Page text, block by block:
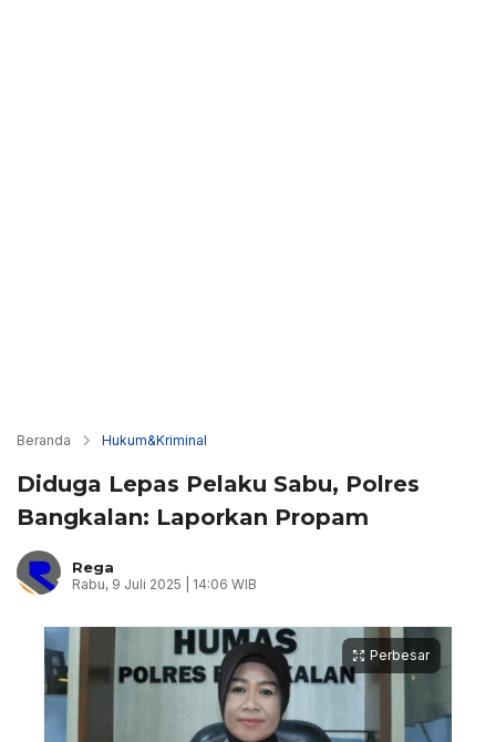
Beranda Hukum&Kriminal
Diduga Lepas Pelaku Sabu, Polres
Bangkalan: Laporkan Propam
Rega
Rabu, 9 Juli 2025 | 14:06 WIB
Perbesar